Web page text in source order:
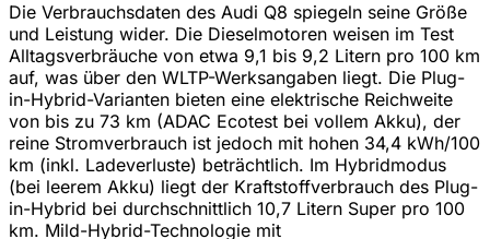
Die Verbrauchsdaten des Audi Q8 spiegeln seine Größe
und Leistung wider. Die Dieselmotoren weisen im Test
Alltagsverbräuche von etwa 9,1 bis 9,2 Litern pro 100 km
auf, was über den WLTP-Werksangaben liegt. Die Plug-
in-Hybrid-Varianten bieten eine elektrische Reichweite
von bis zu 73 km (ADAC Ecotest bei vollem Akku), der
reine Stromverbrauch ist jedoch mit hohen 34,4 kWh/100
km (inkl. Ladeverluste) beträchtlich. Im Hybridmodus
(bei leerem Akku) liegt der Kraftstoffverbrauch des Plug-
in-Hybrid bei durchschnittlich 10,7 Litern Super pro 100
km. Mild-Hybrid-Technologie mit